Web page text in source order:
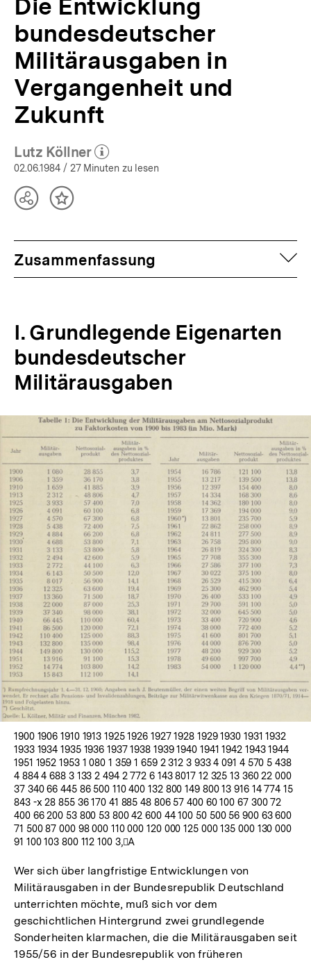
Die Entwicklung
bundesdeutscher
Militärausgaben in
Vergangenheit und
Zukunft
Lutz Köllner
(Mehr zum Autor)
öffnen
02.06.1984 / 27 Minuten zu lesen
TeilenInhalt
Zusammenfassung
I. Grundlegende Eigenarten
bundesdeutscher
Militärausgaben
Lightbox
öffnen
1900 1906 1910 1913 1925 1926 1927 1928 1929 1930 1931 1932
1933 1934 1935 1936 1937 1938 1939 1940 1941 1942 1943 1944
1951 1952 1953 1 080 1 359 1 659 2 312 3 933 4 091 4 570 5 438
4 884 4 688 3 133 2 494 2 772 6 143 8017 12 325 13 360 22 000
37 340 66 445 86 500 110 400 132 800 149 800 13 916 14 774 15
843 -x 28 855 36 170 41 885 48 806 57 400 60 100 67 300 72
400 66 200 53 800 53 800 42 600 44 100 50 500 56 900 63 600
71 500 87 000 98 000 110 000 120 000 125 000 135 000 130 000
91 100 103 800 112 100 3,A
Wer sich über langfristige Entwicklungen von
Militärausgaben in der Bundesrepublik Deutschland
unterrichten möchte, muß sich vor dem
geschichtlichen Hintergrund zwei grundlegende
Sonderheiten klarmachen, die die Militärausgaben seit
1955/56 in der Bundesrepublik von früheren